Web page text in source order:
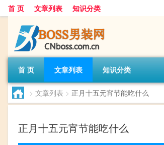
首 页 文章列表 知识分类
首 页 文章列表 知识分类
> 文章列表 > 正月十五元宵节能吃什么
正月十五元宵节能吃什么